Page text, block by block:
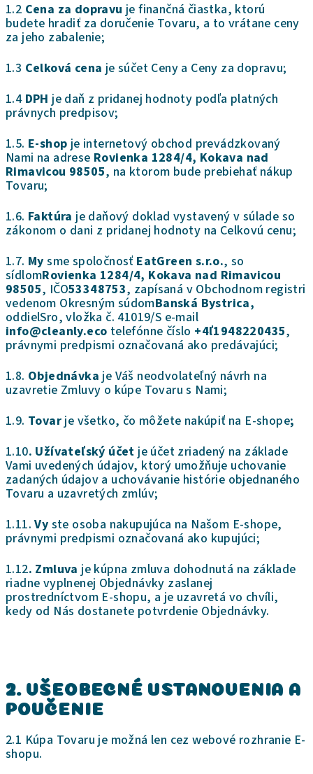
1.2 Cena za dopravu je finančná čiastka, ktorú
budete hradiť za doručenie Tovaru, a to vrátane ceny
za jeho zabalenie;
1.3 Celková cena je súčet Ceny a Ceny za dopravu;
1.4DPH je daň z pridanej hodnoty podľa platných
právnych predpisov;
1.5. E-shop je internetový obchod prevádzkovaný
Nami na adrese Rovienka 1284/4, Kokava nad
Rimavicou 98505, na ktorom bude prebiehať nákup
Tovaru;
1.6. Faktúra je daňový doklad vystavený v súlade so
zákonom o dani z pridanej hodnoty na Celkovú cenu;
1.7. My sme spoločnosť EatGreen s.r.o., so
sídlomRovienka 1284/4, Kokava nad Rimavicou
98505, IČO53348753, zapísaná v Obchodnom registri
vedenom Okresným súdomBanská Bystrica,
oddielSro, vložka č. 41019/S e-mail
info@cleanly.eco telefónne číslo +4ľ1948220435,
právnymi predpismi označovaná ako predávajúci;
1.8. Objednávka je Váš neodvolateľný návrh na
uzavretie Zmluvy o kúpe Tovaru s Nami;
1.9. Tovar je všetko, čo môžete nakúpiť na E-shope;
1.10. Užívateľský účet je účet zriadený na základe
Vami uvedených údajov, ktorý umožňuje uchovanie
zadaných údajov a uchovávanie histórie objednaného
Tovaru a uzavretých zmlúv;
1.11. Vy ste osoba nakupujúca na Našom E-shope,
právnymi predpismi označovaná ako kupujúci;
1.12. Zmluva je kúpna zmluva dohodnutá na základe
riadne vyplnenej Objednávky zaslanej
prostredníctvom E-shopu, a je uzavretá vo chvíli,
kedy od Nás dostanete potvrdenie Objednávky.
2. VŠEOBECNÉ USTANOVENIA A
POUČENIE
2.1 Kúpa Tovaru je možná len cez webové rozhranie E-
shopu.